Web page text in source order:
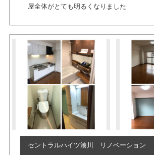
屋全体がとても明るくなりました
セントラルハイツ湊川 リノベーション